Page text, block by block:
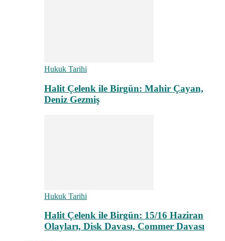
Hukuk Tarihi
Halit Çelenk ile Birgün: Mahir Çayan,
Deniz Gezmiş
Hukuk Tarihi
Halit Çelenk ile Birgün: 15/16 Haziran
Olayları, Disk Davası, Commer Davası